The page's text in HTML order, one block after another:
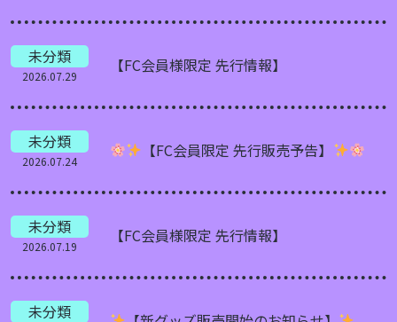
未分類
2026.07.29
【FC会員様限定 先行情報】
未分類
2026.07.24
【FC会員限定 先行販売予告】
未分類
2026.07.19
【FC会員様限定 先行情報】
未分類